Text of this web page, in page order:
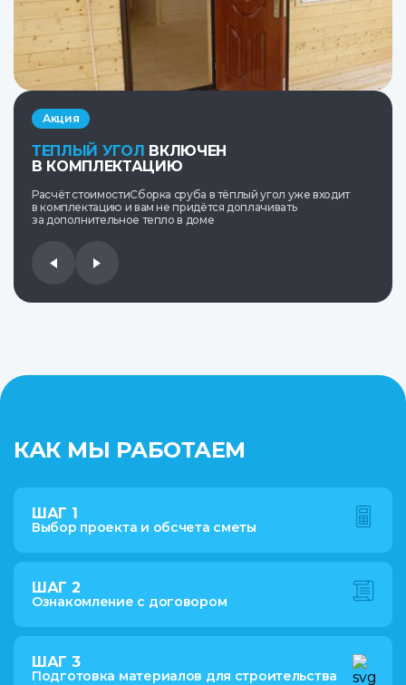
Акция
ТЕПЛЫЙ УГОЛ ВКЛЮЧЕН
В КОМПЛЕКТАЦИЮ
Расчёт стоимостиСборка сруба в тёплый угол уже входит
в комплектацию и вам не придётся доплачивать
за дополнительное тепло в доме
КАК МЫ РАБОТАЕМ
ШАГ 1
Выбор проекта и обсчета сметы
ШАГ 2
Ознакомление с договором
ШАГ 3
Подготовка материалов для строительства